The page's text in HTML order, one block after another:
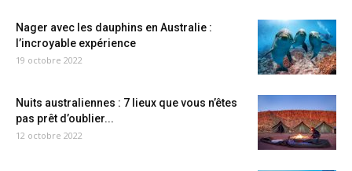
Nager avec les dauphins en Australie :
l’incroyable expérience
19 octobre 2022
Nuits australiennes : 7 lieux que vous n’êtes
pas prêt d’oublier...
12 octobre 2022